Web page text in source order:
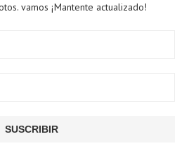
vamos ¡Mantente actualizado!